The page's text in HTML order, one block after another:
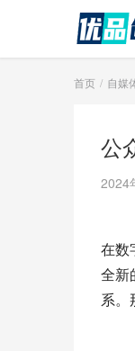
首页 自媒
公
2024
在数
全新
系。